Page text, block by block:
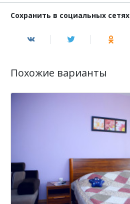
Сохранить в социальных сетях
Похожие варианты